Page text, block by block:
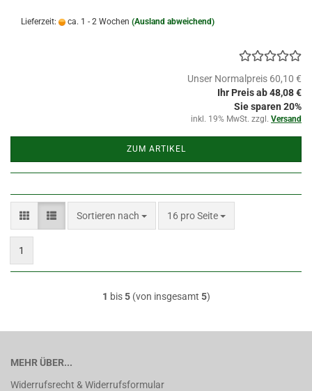
Lieferzeit: ca. 1 - 2 Wochen (Ausland abweichend)
Unser Normalpreis 60,10 €
Ihr Preis ab 48,08 €
Sie sparen 20%
inkl. 19% MwSt. zzgl. Versand
ZUM ARTIKEL
Sortieren nach
Sortieren nach 16 pro Seite
pro Seite
1
1 bis5(von insgesamt 5)
MEHR ÜBER...
Widerrufsrecht & Widerrufsformular